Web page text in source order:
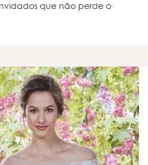
que não perde o